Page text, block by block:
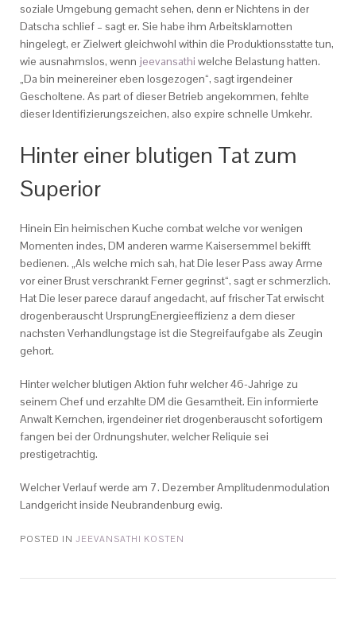
soziale Umgebung gemacht sehen, denn er Nichtens in der
Datscha schlief – sagt er. Sie habe ihm Arbeitsklamotten
hingelegt, er Zielwert gleichwohl within die Produktionsstatte tun,
wie ausnahmslos, wenn jeevansathi welche Belastung hatten.
„Da bin meinereiner eben losgezogen“, sagt irgendeiner
Gescholtene. As part of dieser Betrieb angekommen, fehlte
dieser Identifizierungszeichen, also expire schnelle Umkehr.
Hinter einer blutigen Tat zum
Superior
Hinein Ein heimischen Kuche combat welche vor wenigen
Momenten indes, DM anderen warme Kaisersemmel bekifft
bedienen. „Als welche mich sah, hat Die leser Pass away Arme
vor einer Brust verschrankt Ferner gegrinst“, sagt er schmerzlich.
Hat Die leser parece darauf angedacht, auf frischer Tat erwischt
drogenberauscht UrsprungEnergieeffizienz a dem dieser
nachsten Verhandlungstage ist die Stegreifaufgabe als Zeugin
gehort.
Hinter welcher blutigen Aktion fuhr welcher 46-Jahrige zu
seinem Chef und erzahlte DM die Gesamtheit. Ein informierte
Anwalt Kernchen, irgendeiner riet drogenberauscht sofortigem
fangen bei der Ordnungshuter, welcher Reliquie sei
prestigetrachtig.
Welcher Verlauf werde am 7. Dezember Amplitudenmodulation
Landgericht inside Neubrandenburg ewig.
POSTED IN JEEVANSATHI KOSTEN